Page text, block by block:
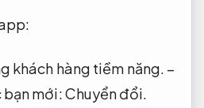
khách hàng tiềm năng. –
mới:Chuyển đổi.